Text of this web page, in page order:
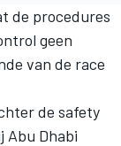
de procedures
geen
van de race
de safety
Abu Dhabi